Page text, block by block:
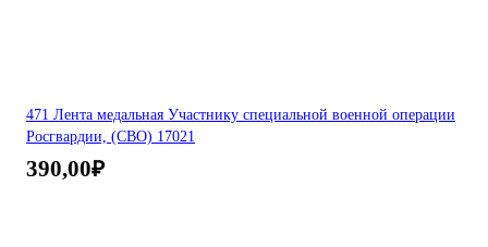
471 Лента медальная Участнику специальной военной операции
Росгвардии, (СВО) 17021
390,00₽